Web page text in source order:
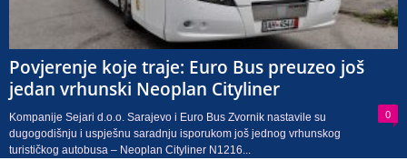
Povjerenje koje traje: Euro Bus preuzeo još
jedan vrhunski Neoplan Cityliner
0
Kompanije Sejari d.o.o. Sarajevo i Euro Bus Zvornik nastavile su
dugogodišnju i uspješnu saradnju isporukom još jednog vrhunskog
turističkog autobusa – Neoplan Cityliner N1216...